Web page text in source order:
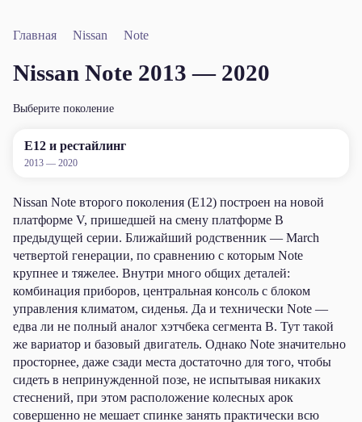
Главная Nissan Note
Nissan Note 2013 — 2020
Выберите поколение
Е12 и рестайлинг
2013 — 2020
Nissan Note второго поколения (E12) построен на новой
платформе V, пришедшей на смену платформе B
предыдущей серии. Ближайший родственник — March
четвертой генерации, по сравнению с которым Note
крупнее и тяжелее. Внутри много общих деталей:
комбинация приборов, центральная консоль с блоком
управления климатом, сиденья. Да и технически Note —
едва ли не полный аналог хэтчбека сегмента B. Тут такой
же вариатор и базовый двигатель. Однако Note значительно
просторнее, даже сзади места достаточно для того, чтобы
сидеть в непринужденной позе, не испытывая никаких
стеснений, при этом расположение колесных арок
совершенно не мешает спинке занять практически всю